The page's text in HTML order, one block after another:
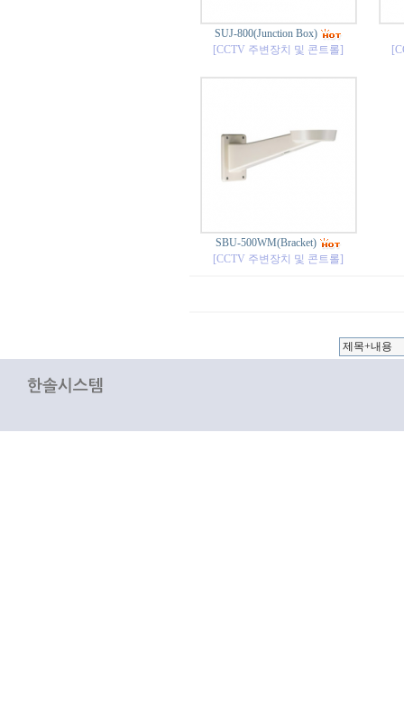
SUJ-800(Junction Box)
[CCTV 주변장치 및 콘트롤]
SBU-500WM(Bracket)
[CCTV 주변장치 및 콘트롤]